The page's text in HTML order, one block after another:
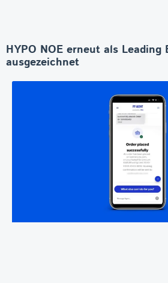
HYPO NOE erneut als Leading
ausgezeichnet